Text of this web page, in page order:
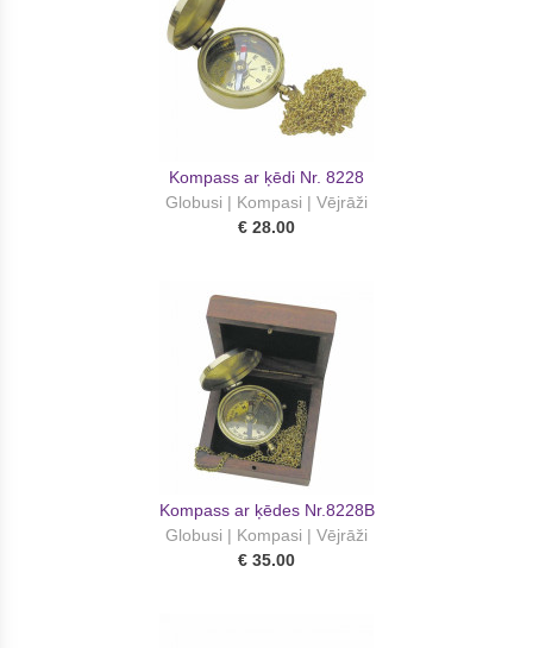
Kompass ar ķēdi Nr. 8228
Globusi | Kompasi | Vējrāži
€ 28.00
Kompass ar ķēdes Nr.8228B
Globusi | Kompasi | Vējrāži
€ 35.00